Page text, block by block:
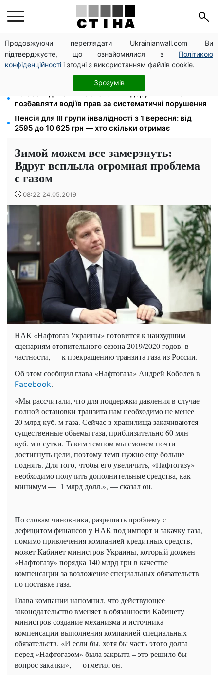
Продовжуючи переглядати Ukrainianwall.com Ви
підтверджуєте, що ознайомилися з Політикою
конфіденційності і згодні з використанням файлів cookie.
Зрозумів
125 грн за куб води: закон №4777 запустив подвійне
подорожчання тарифів у регіонах
Пенсія по інвалідності III групи з вересня: від 2595
до 10 625 грн — хто скільки отримає
26 000 підписів — Зеленський доручив РНБО
позбавляти водіїв прав за систематичні порушення
Пенсія для III групи інвалідності з 1 вересня: від
2595 до 10 625 грн — хто скільки отримає
Зимой можем все замерзнуть:
Вдруг всплыла огромная проблема
с газом
08:22 24.05.2019
НАК «Нафтогаз Украины» готовится к наихудшим
сценариям отопительного сезона 2019/2020 годов, в
частности, — к прекращению транзита газа из России.
Об этом сообщил глава «Нафтогаза» Андрей Коболев в
Facebook.
«Мы рассчитали, что для поддержки давления в случае
полной остановки транзита нам необходимо не менее
20 млрд куб. м газа. Сейчас в хранилища закачиваются
существенные объемы газа, приблизительно 60 млн
куб. м в сутки. Таким темпом мы сможем почти
достигнуть цели, поэтому темп нужно еще больше
поднять. Для того, чтобы его увеличить, «Нафтогазу»
необходимо получить дополнительные средства, как
минимум — 1 млрд долл.», — сказал он.
По словам чиновника, разрешить проблему с
дефицитом финансов у НАК под импорт и закачку газа,
помимо привлечения компанией кредитных средств,
может Кабинет министров Украины, который должен
«Нафтогазу» порядка 140 млрд грн в качестве
компенсации за возложение специальных обязательств
по поставке газа.
Глава компании напомнил, что действующее
законодательство вменяет в обязанности Кабинету
министров создание механизма и источника
компенсации выполнения компанией специальных
обязательств. «И если бы, хотя бы часть этого долга
перед «Нафтогазом» была закрыта – это решило бы
вопрос закачки», — отметил он.